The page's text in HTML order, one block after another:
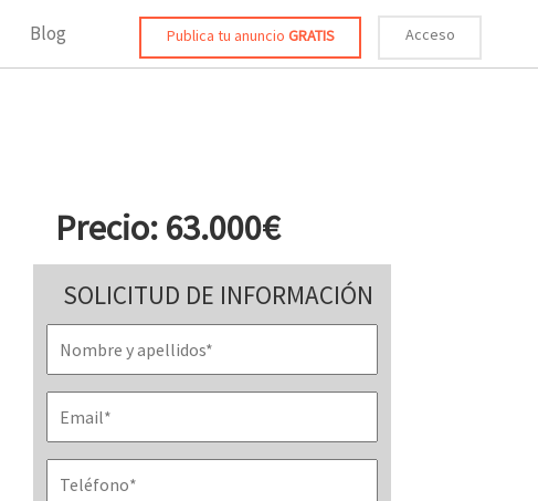
Blog Publica tu anuncio GRATIS Acceso
Precio: 63.000€
SOLICITUD DE INFORMACIÓN